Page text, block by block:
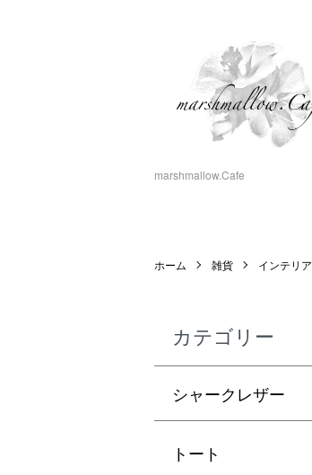
marshmallow.Cafe
ホーム 雑貨 インテリア
カテゴリー
シャークレザー
トート